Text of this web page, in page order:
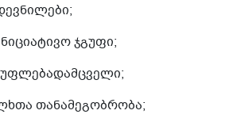
ჯგუფი;
უფლებადამცველი;
თანამეგობრობა;